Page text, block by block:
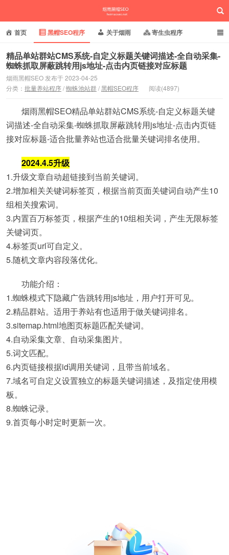
烟雨黑帽SEO
首页 黑帽SEO程序 关于烟雨 寄生虫程序
泛目录程序 蜘蛛池站群 小偷镜像程序
批量养站程序 百度搜狗推送
精品单站群站CMS系统-自定义标题关键词描述-全自动采集-
蜘蛛抓取屏蔽跳转用js地址-点击内页链接对应标题
烟雨黑帽SEO 发布于 2023-04-25
分类： 批量养站程序/蜘蛛池站群/黑帽SEO程序 阅读(4897)
烟雨黑帽SEO精品单站群站CMS系统-自定义标题关键
词描述-全自动采集-蜘蛛抓取屏蔽跳转用js地址-点击内页链
接对应标题-适合批量养站也适合批量关键词排名使用。
2024.4.5升级
1.升级文章自动超链接到当前关键词。
2.增加相关关键词标签页，根据当前页面关键词自动产生10
组相关搜索词。
3.内置百万标签页，根据产生的10组相关词，产生无限标签
关键词页。
4.标签页url可自定义。
5.随机文章内容段落优化。
功能介绍：
1.蜘蛛模式下隐藏广告跳转用js地址，用户打开可见。
2.精品群站。适用于养站有也适用于做关键词排名。
3.sitemap.html地图页标题匹配关键词。
4.自动采集文章、自动采集图片。
5.词文匹配。
6.内页链接根据id调用关键词，且带当前域名。
7.域名可自定义设置独立的标题关键词描述，及指定使用模
板。
8.蜘蛛记录。
9.首页每小时定时更新一次。